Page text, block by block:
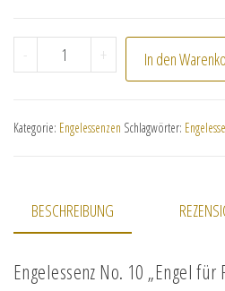
- No. 10 "Engel für Reife und
+ In den
Kategorie: Engelessenzen Schlagwörter:
BESCHREIBUNG
Engelessenz No. 10 „Engel